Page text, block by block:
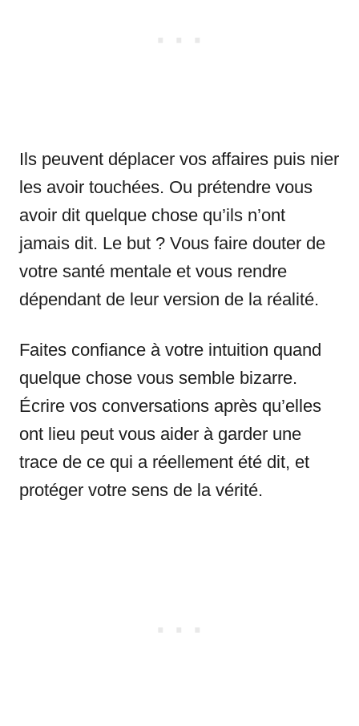
Ils peuvent déplacer vos affaires puis nier
les avoir touchées. Ou prétendre vous
avoir dit quelque chose qu’ils n’ont
jamais dit. Le but ? Vous faire douter de
votre santé mentale et vous rendre
dépendant de leur version de la réalité.
Faites confiance à votre intuition quand
quelque chose vous semble bizarre.
Écrire vos conversations après qu’elles
ont lieu peut vous aider à garder une
trace de ce qui a réellement été dit, et
protéger votre sens de la vérité.